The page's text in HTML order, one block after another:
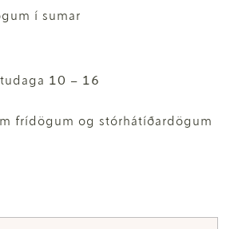
í sumar
10 – 16
frídögum og stórhátíðardögum